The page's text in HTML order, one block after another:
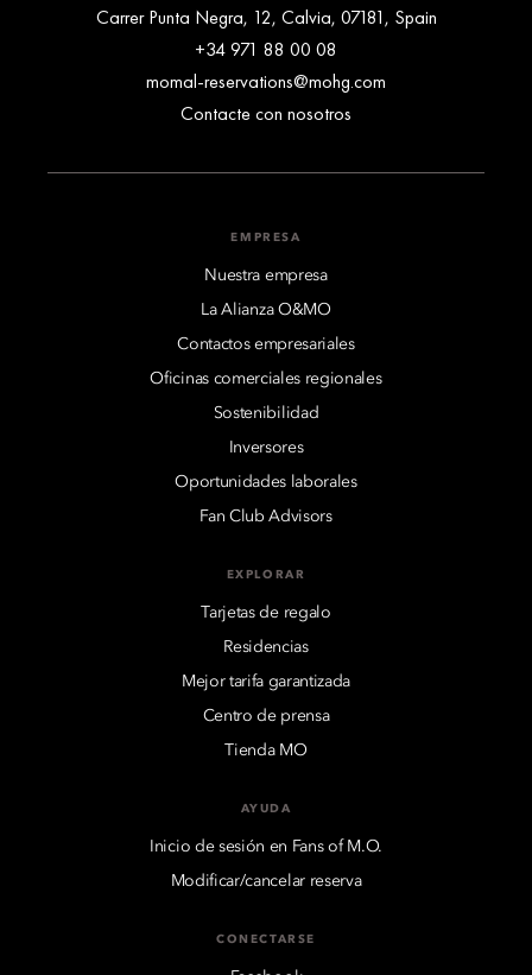
Carrer Punta Negra, 12, Calvia, 07181, Spain
+34 971 88 00 08
momal-reservations@mohg.com
Contacte con nosotros
EMPRESA
Nuestra empresa
La Alianza O&MO
Contactos empresariales
Oficinas comerciales regionales
Sostenibilidad
Inversores
Oportunidades laborales
Fan Club Advisors
EXPLORAR
Tarjetas de regalo
Residencias
Mejor tarifa garantizada
Centro de prensa
Tienda MO
AYUDA
Inicio de sesión en Fans of M.O.
Modificar/cancelar reserva
CONECTARSE